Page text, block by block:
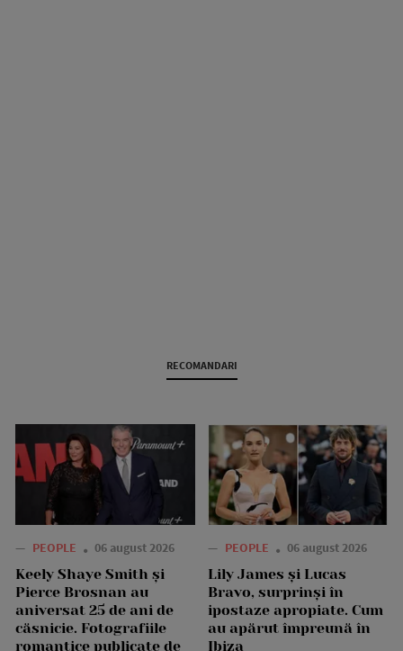
RECOMANDARI
— PEOPLE 06 august 2026
Keely Shaye Smith și
Pierce Brosnan au
aniversat 25 de ani de
căsnicie. Fotografiile
romantice publicate de
— PEOPLE 06 august 2026
Lily James și Lucas
Bravo, surprinși în
ipostaze apropiate. Cum
au apărut împreună în
Ibiza